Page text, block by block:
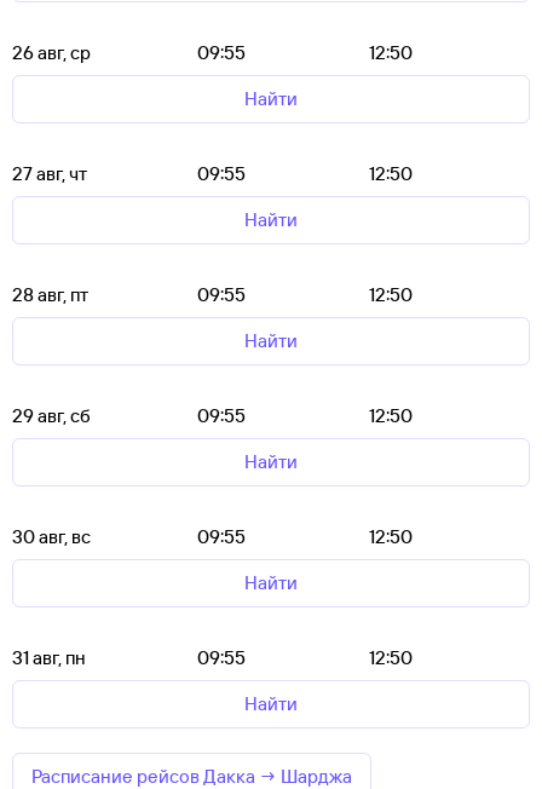
26 авг, ср 09:55
12:50
Найти
27 авг, чт 09:55
12:50
Найти
28 авг, пт 09:55
12:50
Найти
29 авг, сб 09:55
12:50
Найти
30 авг, вс 09:55
12:50
Найти
31 авг, пн 09:55
12:50
Найти
Расписание рейсов Дакка → Шарджа